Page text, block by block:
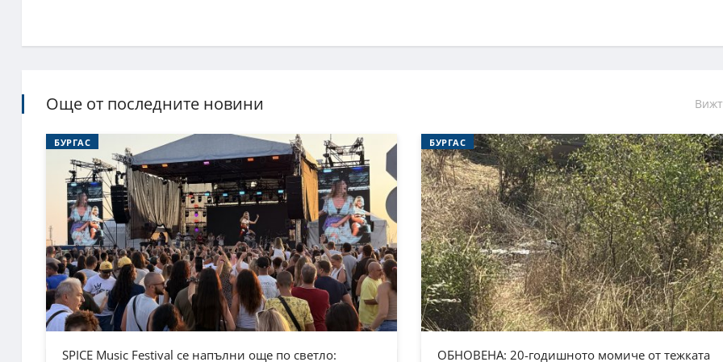
Още от последните новини
БУРГАС
SPICE Music Festival се напълни още по светло:
БУРГАС
ОБНОВЕНА: 20-годишното момиче от тежката